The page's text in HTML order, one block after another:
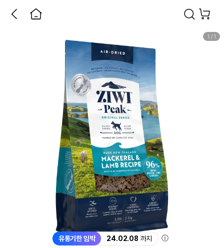
유통기한 임박 24.02.08 까지 ⓘ
1 / 1